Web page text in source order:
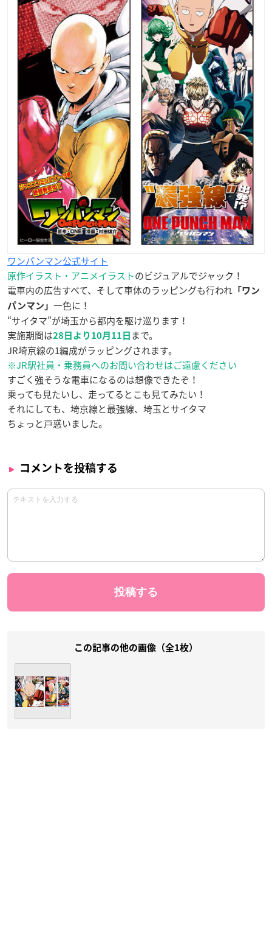
ワンパンマン公式サイト
原作イラスト・アニメイラストのビジュアルでジャック！
電車内の広告すべて、そして車体のラッピングも行われ 「ワン
パンマン」 一色に！
“サイタマ”が埼玉から都内を駆け巡ります！
実施期間は28日より10月11日 まで。
JR埼京線の1編成がラッピングされます。
※JR駅社員・乗務員へのお問い合わせはご遠慮ください
すごく強そうな電車になるのは想像できたぞ！
乗っても見たいし、走ってるとこも見てみたい！
それにしても、埼京線と最強線、埼玉とサイタマ
ちょっと戸惑いました。
コメントを投稿する
この記事の他の画像（全1枚）